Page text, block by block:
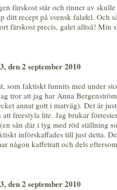
färskost står och rinner av
ditt recept på svensk falafel. Och
färskost precis, galet alltså! Min
den 2 september 2010
som faktiskt funnits med under
tror att jag har Anna
annat gott i matväg). Det är
freestyla lite. Jag brukar
sån där i tyg med röd ställning
införskaffades till just detta.
någon kaffetratt och dels
den 2 september 2010